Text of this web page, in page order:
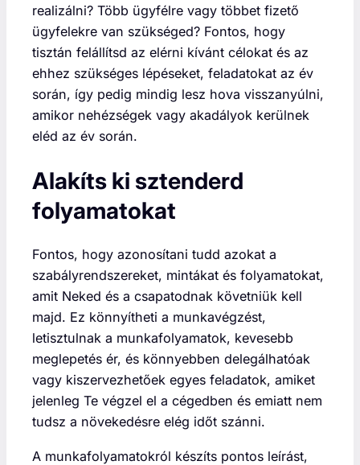
realizálni? Több ügyfélre vagy többet fizető
ügyfelekre van szükséged? Fontos, hogy
tisztán felállítsd az elérni kívánt célokat és az
ehhez szükséges lépéseket, feladatokat az év
során, így pedig mindig lesz hova visszanyúlni,
amikor nehézségek vagy akadályok kerülnek
eléd az év során.
Alakíts ki sztenderd
folyamatokat
Fontos, hogy azonosítani tudd azokat a
szabályrendszereket, mintákat és folyamatokat,
amit Neked és a csapatodnak követniük kell
majd. Ez könnyítheti a munkavégzést,
letisztulnak a munkafolyamatok, kevesebb
meglepetés ér, és könnyebben delegálhatóak
vagy kiszervezhetőek egyes feladatok, amiket
jelenleg Te végzel el a cégedben és emiatt nem
tudsz a növekedésre elég időt szánni.
A munkafolyamatokról készíts pontos leírást,